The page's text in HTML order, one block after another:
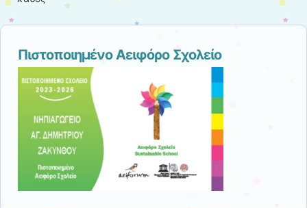
Πιστοποιημένο Αειφόρο Σχολείο